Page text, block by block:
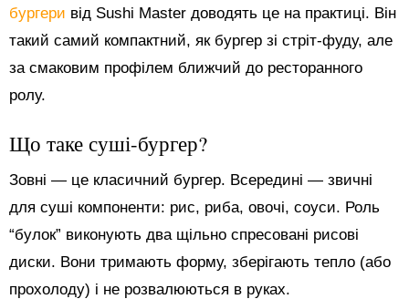
бургери від Sushi Master доводять це на практиці. Він
такий самий компактний, як бургер зі стріт-фуду, але
за смаковим профілем ближчий до ресторанного
ролу.
Що таке суші-бургер?
Зовні — це класичний бургер. Всередині — звичні
для суші компоненти: рис, риба, овочі, соуси. Роль
“булок” виконують два щільно спресовані рисові
диски. Вони тримають форму, зберігають тепло (або
прохолоду) і не розвалюються в руках.